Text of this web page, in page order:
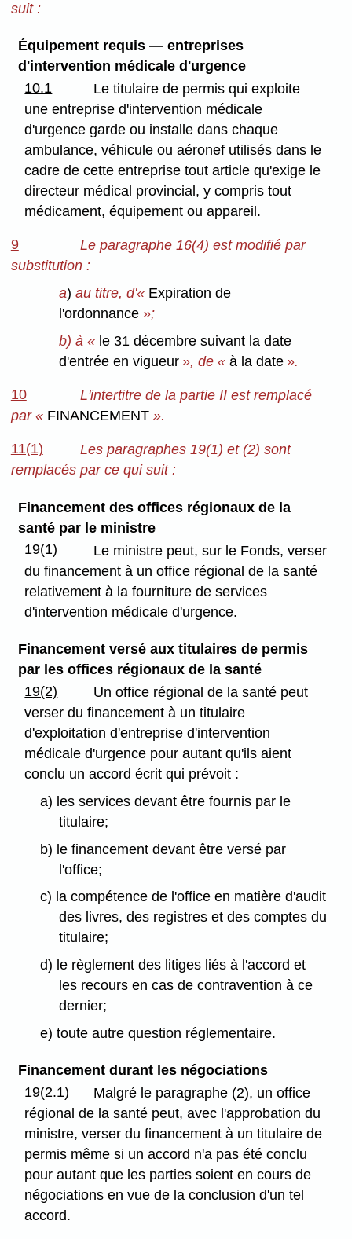
suit :
Équipement requis — entreprises
d'intervention médicale d'urgence
10.1
Le titulaire de permis qui exploite
une entreprise d'intervention médicale
d'urgence garde ou installe dans chaque
ambulance, véhicule ou aéronef utilisés dans le
cadre de cette entreprise tout article qu'exige le
directeur médical provincial, y compris tout
médicament, équipement ou appareil.
9
Le paragraphe 16(4) est modifié par
substitution :
a)au titre, d'« Expiration de
l'ordonnance»;
b) à « le 31 décembre suivant la date
d'entrée en vigueur », de «à la date ».
10
L'intertitre de la partie II est remplacé
par «FINANCEMENT ».
11(1)
Les paragraphes 19(1) et (2) sont
remplacés par ce qui suit :
Financement des offices régionaux de la
santé par le ministre
19(1)
Le ministre peut, sur le Fonds, verser
du financement à un office régional de la santé
relativement à la fourniture de services
d'intervention médicale d'urgence.
Financement versé aux titulaires de permis
par les offices régionaux de la santé
19(2)
Un office régional de la santé peut
verser du financement à un titulaire
d'exploitation d'entreprise d'intervention
médicale d'urgence pour autant qu'ils aient
conclu un accord écrit qui prévoit :
a) les services devant être fournis par le
titulaire;
b) le financement devant être versé par
l'office;
c) la compétence de l'office en matière d'audit
des livres, des registres et des comptes du
titulaire;
d) le règlement des litiges liés à l'accord et
les recours en cas de contravention à ce
dernier;
e) toute autre question réglementaire.
Financement durant les négociations
19(2.1)
Malgré le paragraphe (2), un office
régional de la santé peut, avec l'approbation du
ministre, verser du financement à un titulaire de
permis même si un accord n'a pas été conclu
pour autant que les parties soient en cours de
négociations en vue de la conclusion d'un tel
accord.